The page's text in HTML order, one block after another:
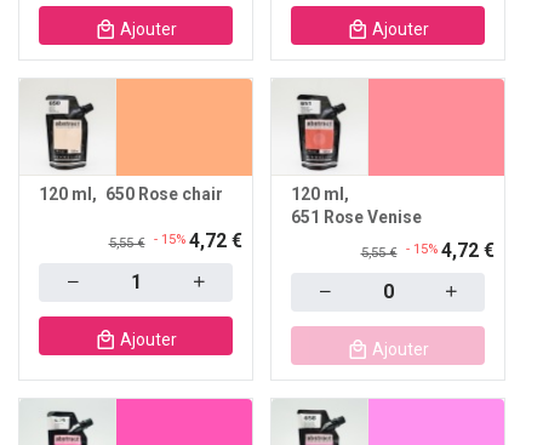
Ajouter Ajouter
120 ml 650 Rose chair
5,55 € - 15% 4,72 €
Ajouter
120 ml
651 Rose Venise
5,55 € - 15% 4,72 €
Ajouter